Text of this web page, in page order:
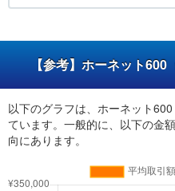
【参考】ホーネット
以下のグラフは、ホーネット
ています。一般的に、以下の金
向にあります。